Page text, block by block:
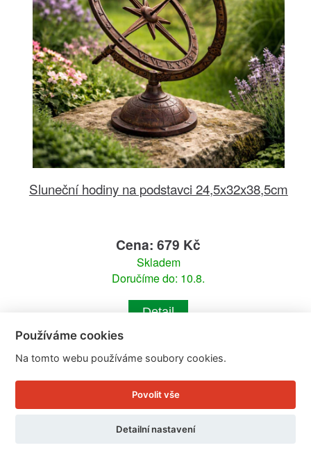
Sluneční hodiny na podstavci 24,5x32x38,5cm
Cena: 679 Kč
Skladem
Doručíme do: 10.8.
Detail
Používáme cookies
Na tomto webu používáme soubory cookies.
Povolit vše
Detailní nastavení